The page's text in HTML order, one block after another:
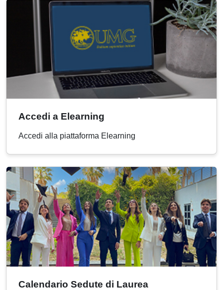
Accedi a Elearning
Accedi alla piattaforma Elearning
Calendario Sedute di Laurea